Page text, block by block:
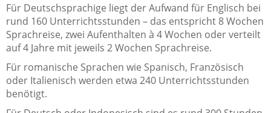
Für Deutschsprachige liegt der Aufwand für Englisch bei
rund 160 Unterrichtsstunden – das entspricht 8 Wochen
Sprachreise, zwei Aufenthalten à 4 Wochen oder verteilt
auf 4 Jahre mit jeweils 2 Wochen Sprachreise.
Für romanische Sprachen wie Spanisch, Französisch
oder Italienisch werden etwa 240 Unterrichtsstunden
benötigt.